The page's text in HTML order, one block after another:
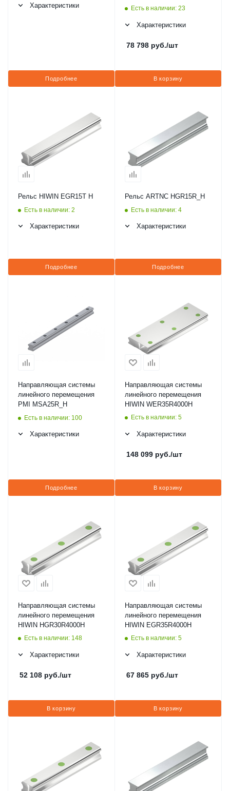
Характеристики
Подробнее
Есть в наличии: 23
Характеристики
78 798 руб./шт
В корзину
Рельс HIWIN EGR15T H
Есть в наличии: 2
Характеристики
Подробнее
Рельс ARTNC HGR15R_H
Есть в наличии: 4
Характеристики
Подробнее
Направляющая системы
линейного перемещения
PMI MSA25R_H
Есть в наличии: 100
Характеристики
Подробнее
Направляющая системы
линейного перемещения
HIWIN WER35R4000H
Есть в наличии: 5
Характеристики
148 099 руб./шт
В корзину
Направляющая системы
линейного перемещения
HIWIN HGR30R4000H
Есть в наличии: 148
Характеристики
52 108 руб./шт
В корзину
Направляющая системы
линейного перемещения
HIWIN EGR35R4000H
Есть в наличии: 5
Характеристики
67 865 руб./шт
В корзину